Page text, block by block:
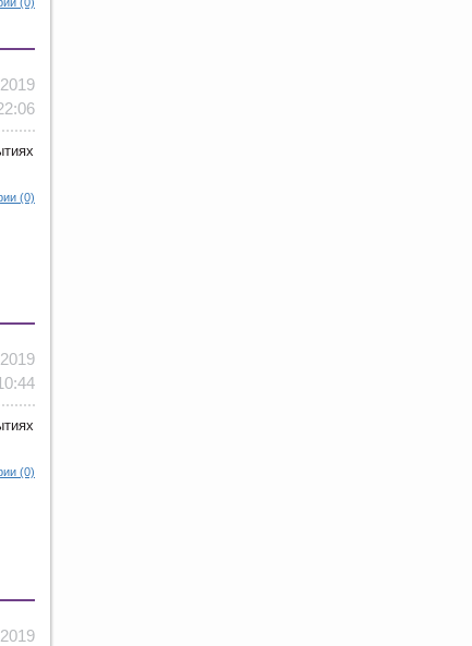
2019
(0)
2019
(0)
2019